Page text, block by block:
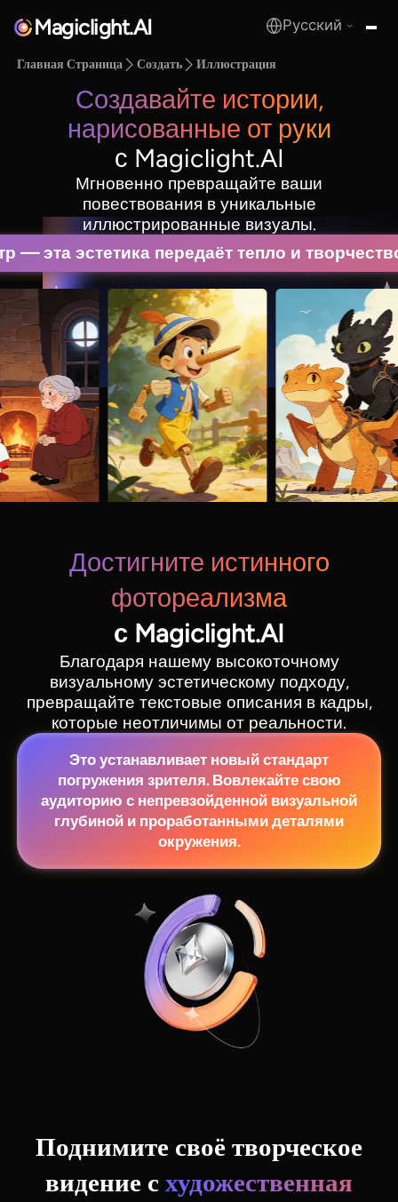
Magiclight.AI
View all tools
Русский
Главная Страница Создать Иллюстрация
Создавайте истории,
нарисованные от руки
с Magiclight.AI
Мгновенно превращайте ваши
повествования в уникальные
иллюстрированные визуалы.
эта эстетика передаёт тепло и
Достигните истинного
фотореализма
с Magiclight.AI
Благодаря нашему высокоточному
визуальному эстетическому подходу,
превращайте текстовые описания в кадры,
которые неотличимы от реальности.
Это устанавливает новый стандарт
погружения зрителя. Вовлекайте свою
аудиторию с непревзойденной визуальной
глубиной и проработанными деталями
окружения.
Поднимите своё творческое
видение с художественная